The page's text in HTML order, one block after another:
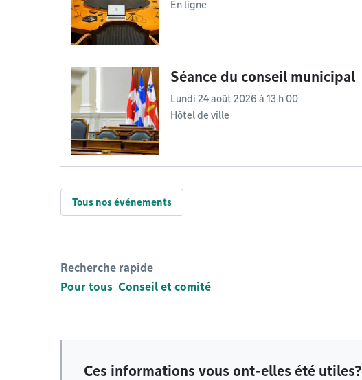
En ligne
Séance du conseil municipal
Lundi 24 août 2026 à 13 h 00
Hôtel de ville
Tous nos événements
Recherche rapide
Pour tous Conseil et comité
Ces informations vous ont-elles été utiles?